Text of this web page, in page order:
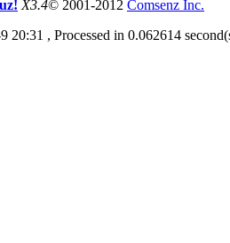
X3.4© 2001-2012 Comsenz Inc.
20:31 , Processed in 0.062614